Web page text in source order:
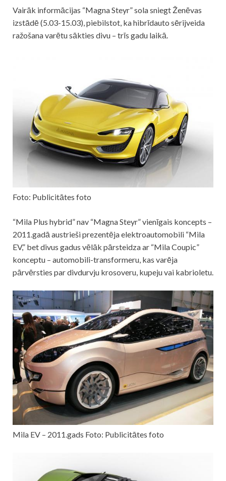
Vairāk informācijas “Magna Steyr” sola sniegt Ženēvas
izstādē (5.03-15.03), piebilstot, ka hibrīdauto sērijveida
ražošana varētu sākties divu – trīs gadu laikā.
Foto: Publicitātes foto
“Mila Plus hybrid” nav “Magna Steyr” vienīgais koncepts –
2011.gadā austrieši prezentēja elektroautomobili “Mila
EV,” bet divus gadus vēlāk pārsteidza ar “Mila Coupic”
konceptu – automobili-transformeru, kas varēja
pārvērsties par divdurvju krosoveru, kupeju vai kabrioletu.
Mila EV – 2011.gads Foto: Publicitātes foto